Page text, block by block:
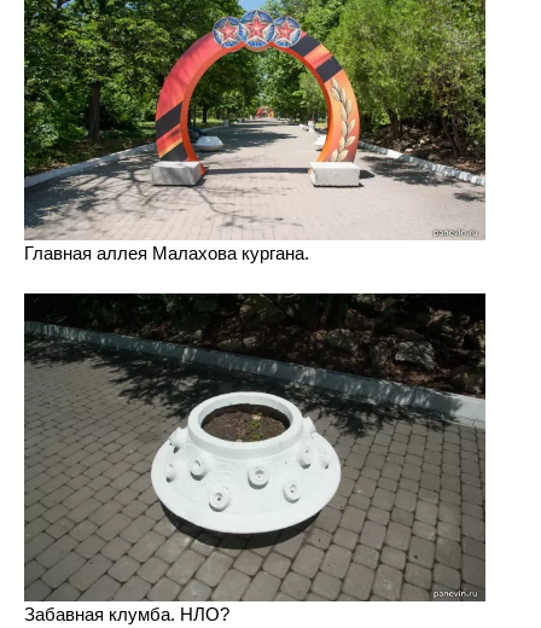
Главная аллея Малахова кургана.
Забавная клумба. НЛО?